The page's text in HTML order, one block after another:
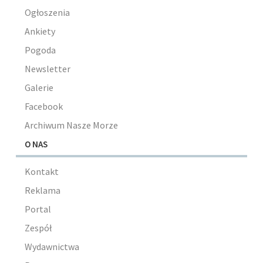
Ogłoszenia
Ankiety
Pogoda
Newsletter
Galerie
Facebook
Archiwum Nasze Morze
O NAS
Kontakt
Reklama
Portal
Zespół
Wydawnictwa